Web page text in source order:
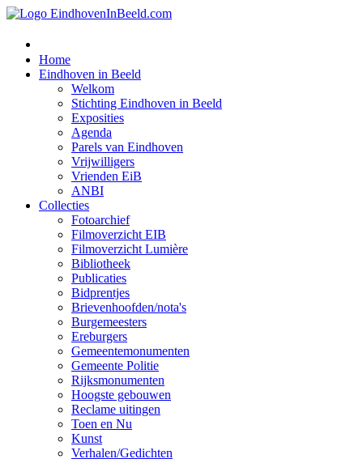
Home
Eindhoven in Beeld
Welkom
Stichting Eindhoven in Beeld
Exposities
Agenda
Parels van Eindhoven
Vrijwilligers
Vrienden EiB
ANBI
Collecties
Fotoarchief
Filmoverzicht EIB
Filmoverzicht Lumière
Bibliotheek
Publicaties
Bidprentjes
Brievenhoofden/nota's
Burgemeesters
Ereburgers
Gemeentemonumenten
Gemeente Politie
Rijksmonumenten
Hoogste gebouwen
Reclame uitingen
Toen en Nu
Kunst
Verhalen/Gedichten